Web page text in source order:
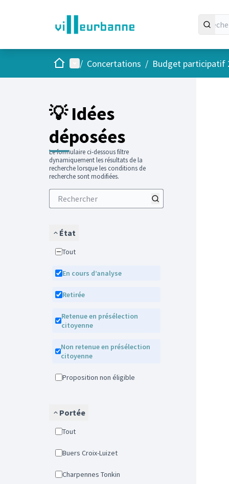
AccueilMenu principal
/ Concertations / Budget participatif
💡 Idées
déposées
Le formulaire ci-dessous filtre
dynamiquement les résultats de la
recherche lorsque les conditions de
recherche sont modifiées.
État
Tout
En cours d’analyse
Retirée
Retenue en présélection
citoyenne
Non retenue en présélection
citoyenne
Proposition non éligible
Portée
Tout
Buers Croix-Luizet
Charpennes Tonkin